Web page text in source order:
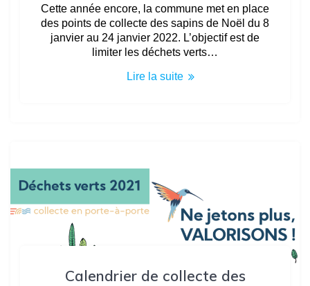
Cette année encore, la commune met en place
des points de collecte des sapins de Noël du 8
janvier au 24 janvier 2022. L’objectif est de
limiter les déchets verts…
Lire la suite
Calendrier de collecte des